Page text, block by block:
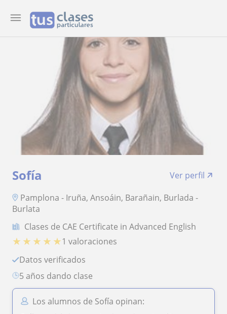
Sofía
Ver perfil
Pamplona - Iruña, Ansoáin, Barañain, Burlada -
Burlata
Clases de CAE Certificate in Advanced English
★ ★ ★ ★ ★1 valoraciones
Datos verificados
5 años dando clase
Los alumnos de Sofía opinan: